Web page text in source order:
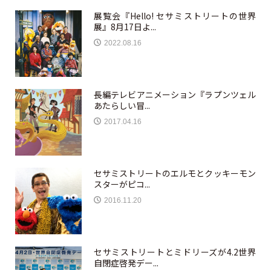
展覧会『Hello! セサミストリートの世界
展』8月17日よ...
2022.08.16
長編テレビアニメーション『ラプンツェル
あたらしい冒...
2017.04.16
セサミストリートのエルモとクッキーモン
スターがピコ...
2016.11.20
セサミストリートとミドリーズが4.2世界
自閉症啓発デー...